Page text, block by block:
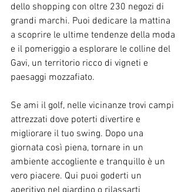
dello shopping con oltre 230 negozi di
grandi marchi. Puoi dedicare la mattina
a scoprire le ultime tendenze della moda
e il pomeriggio a esplorare le colline del
Gavi, un territorio ricco di vigneti e
paesaggi mozzafiato.
Se ami il golf, nelle vicinanze trovi campi
attrezzati dove poterti divertire e
migliorare il tuo swing. Dopo una
giornata così piena, tornare in un
ambiente accogliente e tranquillo è un
vero piacere. Qui puoi goderti un